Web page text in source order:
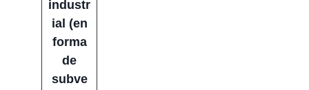
industr
ial (en
forma
de
subve